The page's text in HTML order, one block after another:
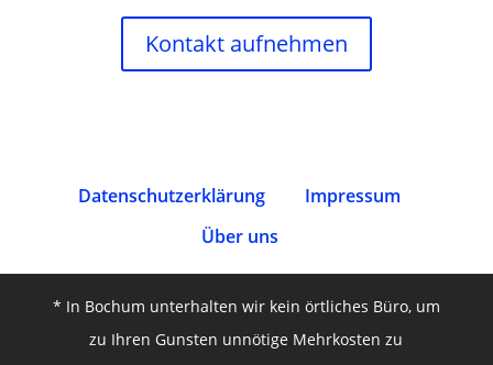
Kontakt aufnehmen
Datenschutz­erklärung
Impressum
Über uns
* In Bochum unterhalten wir kein örtliches Büro, um
zu Ihren Gunsten unnötige Mehrkosten zu